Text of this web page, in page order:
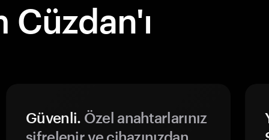
Güvenli. Özel anahtarlarınız